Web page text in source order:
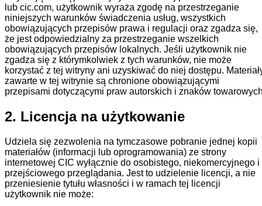
lub cic.com, użytkownik wyraża zgodę na przestrzeganie
niniejszych warunków świadczenia usług, wszystkich
obowiązujących przepisów prawa i regulacji oraz zgadza się,
że jest odpowiedzialny za przestrzeganie wszelkich
obowiązujących przepisów lokalnych. Jeśli użytkownik nie
zgadza się z którymkolwiek z tych warunków, nie może
korzystać z tej witryny ani uzyskiwać do niej dostępu.
zawarte w tej witrynie są chronione obowiązującymi
przepisami dotyczącymi praw autorskich i znaków
2. Licencja na użytkowanie
Udziela się zezwolenia na tymczasowe pobranie jednej kopii
materiałów (informacji lub oprogramowania) ze strony
internetowej CIC wyłącznie do osobistego, niekomercyjnego i
przejściowego przeglądania. Jest to udzielenie licencji, a nie
przeniesienie tytułu własności i w ramach tej licencji
użytkownik nie może: